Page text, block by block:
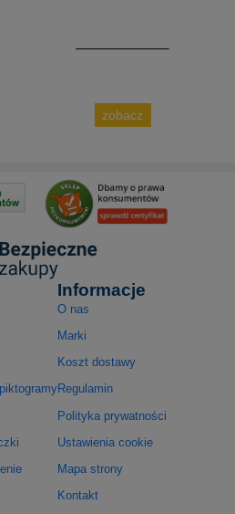
zobacz
Informacje
O nas
Marki
Koszt dostawy
Regulamin
Polityka prywatności
Ustawienia cookie
Mapa strony
Kontakt